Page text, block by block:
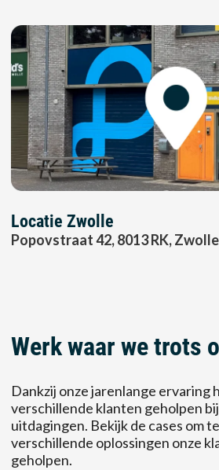
Locatie Zwolle
Popovstraat 42, 8013 RK, Zwolle
Werk waar we trots
Dankzij onze jarenlange ervaring
verschillende klanten geholpen
uitdagingen. Bekijk de cases om
verschillende oplossingen onze
geholpen.